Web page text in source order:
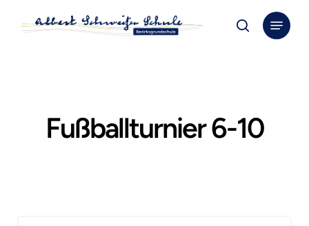
search
Menu
Fußballturnier 6-10
Close